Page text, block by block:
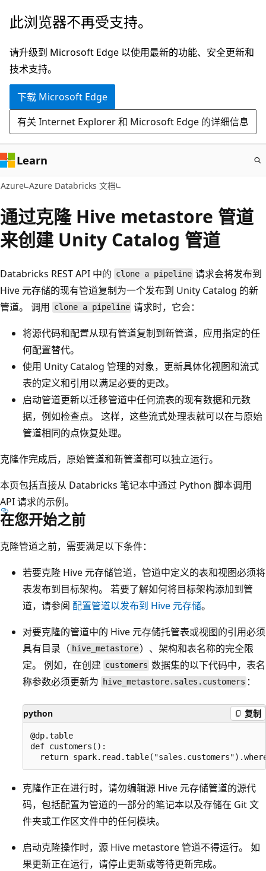
跳
主
要
内
此浏览器不再受支持。
请升级到 Microsoft Edge 以使用最新的功能、安全更新和
技术支持。
下载 Microsoft Edge
有关 Internet Explorer 和 Microsoft Edge 的详细信息
Learn
Azure Azure Databricks 文档
通过克隆 Hive metastore 管道
来创建 Unity Catalog 管道
Databricks REST API 中的 clone a pipeline 请求会将发布到
Hive 元存储的现有管道复制为一个发布到 Unity Catalog 的新
管道。 调用 clone a pipeline 请求时，它会：
将源代码和配置从现有管道复制到新管道，应用指定的任
何配置替代。
使用 Unity Catalog 管理的对象，更新具体化视图和流式
表的定义和引用以满足必要的更改。
启动管道更新以迁移管道中任何流表的现有数据和元数
据，例如检查点。 这样，这些流式处理表就可以在与原始
管道相同的点恢复处理。
克隆作完成后，原始管道和新管道都可以独立运行。
本页包括直接从 Databricks 笔记本中通过 Python 脚本调用
API 请求的示例。
在您开始之前
克隆管道之前，需要满足以下条件：
若要克隆 Hive 元存储管道，管道中定义的表和视图必须将
表发布到目标架构。 若要了解如何将目标架构添加到管
道，请参阅 配置管道以发布到 Hive 元存储。
对要克隆的管道中的 Hive 元存储托管表或视图的引用必须
具有目录（ hive_metastore ）、架构和表名称的完全限
定。 例如，在创建 customers 数据集的以下代码中，表名
称参数必须更新为
hive_metastore.sales.customers ：
python 复制
@dp.table
def customers():
克隆作正在进行时，请勿编辑源 Hive 元存储管道的源代
码，包括配置为管道的一部分的笔记本以及存储在 Git 文
件夹或工作区文件中的任何模块。
启动克隆操作时，源 Hive metastore 管道不得运行。 如
果更新正在运行，请停止更新或等待更新完成。